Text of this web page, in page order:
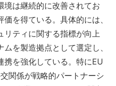
境は継続的に改善されてお
を得ている。具体的には、
リティに関する指標が向上
を製造拠点として選定し、
携を強化している。特にEU
関係が戦略的パートナーシ